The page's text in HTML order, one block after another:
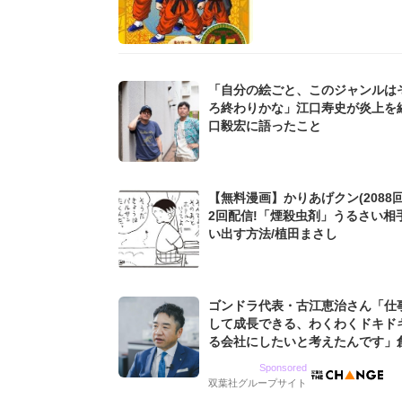
「自分の絵ごと、このジャンルは
ろ終わりかな」江口寿史が炎上を
口毅宏に語ったこと
【無料漫画】かりあげクン(2088
2回配信!「煙殺虫剤」うるさい相
い出す方法/植田まさし
ゴンドラ代表・古江恵治さん「仕
して成長できる、わくわくドキド
る会社にしたいと考えたんです」
グ会社のアイデンティティ
Sponsored
双葉社グループサイト